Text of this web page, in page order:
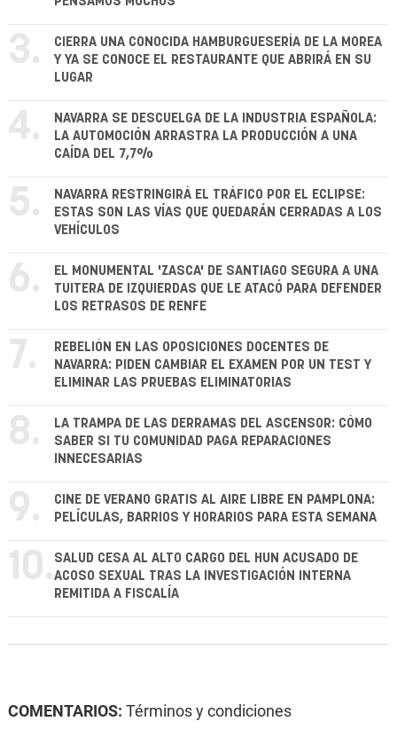
3.
CIERRA UNA CONOCIDA HAMBURGUESERÍA DE LA MOREA
Y YA SE CONOCE EL RESTAURANTE QUE ABRIRÁ EN SU
LUGAR
4.
NAVARRA SE DESCUELGA DE LA INDUSTRIA ESPAÑOLA:
LA AUTOMOCIÓN ARRASTRA LA PRODUCCIÓN A UNA
CAÍDA DEL 7,7%
5.
NAVARRA RESTRINGIRÁ EL TRÁFICO POR EL ECLIPSE:
ESTAS SON LAS VÍAS QUE QUEDARÁN CERRADAS A LOS
VEHÍCULOS
6.
EL MONUMENTAL 'ZASCA' DE SANTIAGO SEGURA A UNA
TUITERA DE IZQUIERDAS QUE LE ATACÓ PARA DEFENDER
LOS RETRASOS DE RENFE
7.
REBELIÓN EN LAS OPOSICIONES DOCENTES DE
NAVARRA: PIDEN CAMBIAR EL EXAMEN POR UN TEST Y
ELIMINAR LAS PRUEBAS ELIMINATORIAS
8.
LA TRAMPA DE LAS DERRAMAS DEL ASCENSOR: CÓMO
SABER SI TU COMUNIDAD PAGA REPARACIONES
INNECESARIAS
9.
CINE DE VERANO GRATIS AL AIRE LIBRE EN PAMPLONA:
PELÍCULAS, BARRIOS Y HORARIOS PARA ESTA SEMANA
10. SALUD CESA AL ALTO CARGO DEL HUN ACUSADO DE
ACOSO SEXUAL TRAS LA INVESTIGACIÓN INTERNA
REMITIDA A FISCALÍA
COMENTARIOS: Términos y condiciones